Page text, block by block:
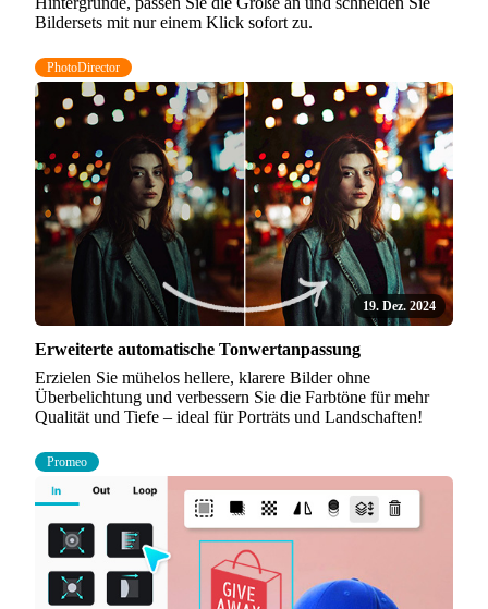
Bildersets mit nur einem Klick sofort zu.
PhotoDirector
19. Dez. 2024
Erweiterte automatische Tonwertanpassung
Erzielen Sie mühelos hellere, klarere Bilder ohne
Überbelichtung und verbessern Sie die Farbtöne für mehr
Qualität und Tiefe – ideal für Porträts und Landschaften!
Promeo